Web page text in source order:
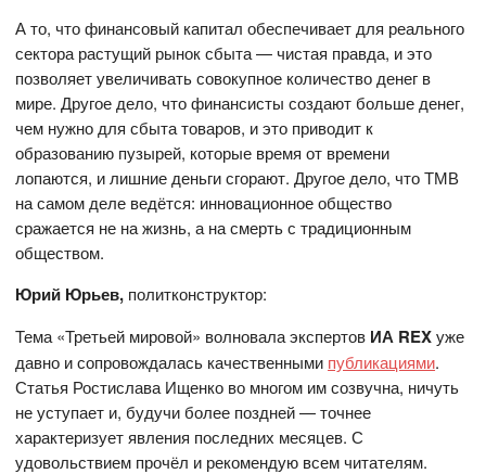
А то, что финансовый капитал обеспечивает для реального
сектора растущий рынок сбыта — чистая правда, и это
позволяет увеличивать совокупное количество денег в
мире. Другое дело, что финансисты создают больше денег,
чем нужно для сбыта товаров, и это приводит к
образованию пузырей, которые время от времени
лопаются, и лишние деньги сгорают. Другое дело, что ТМВ
на самом деле ведётся: инновационное общество
сражается не на жизнь, а на смерть с традиционным
обществом.
Юрий Юрьев, политконструктор:
Тема «Третьей мировой» волновала экспертов ИА REXуже
давно и сопровождалась качественными публикациями.
Статья Ростислава Ищенко во многом им созвучна, ничуть
не уступает и, будучи более поздней — точнее
характеризует явления последних месяцев. С
удовольствием прочёл и рекомендую всем читателям.